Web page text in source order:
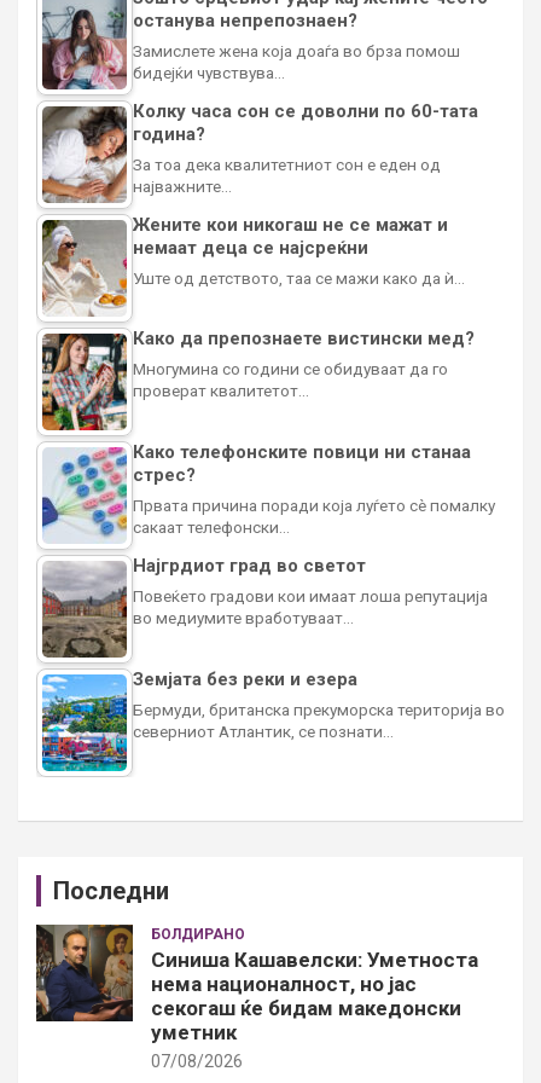
останува непрепознаен?
Замислете жена која доаѓа во брза помош
бидејќи чувствува…
Колку часа сон се доволни по 60-тата
година?
За тоа дека квалитетниот сон е еден од
најважните…
Жените кои никогаш не се мажат и
немаат деца се најсреќни
Уште од детството, таа се мажи како да ѝ…
Како да препознаете вистински мед?
Многумина со години се обидуваат да го
проверат квалитетот…
Како телефонските повици ни станаа
стрес?
Првата причина поради која луѓето сè помалку
сакаат телефонски…
Најгрдиот град во светот
Повеќето градови кои имаат лоша репутација
во медиумите вработуваат…
Земјата без реки и езера
Бермуди, британска прекуморска територија во
северниот Атлантик, се познати…
Последни
БОЛДИРАНО
Синиша Кашавелски: Уметноста
нема националност, но јас
секогаш ќе бидам македонски
уметник
07/08/2026